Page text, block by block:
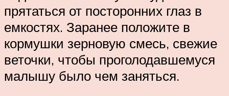
прятаться от посторонних глаз в
емкостях. Заранее положите в
кормушки зерновую смесь, свежие
веточки, чтобы проголодавшемуся
малышу было чем заняться.